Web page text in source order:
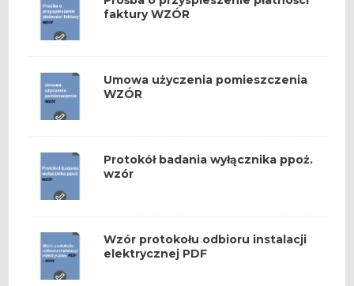
faktury WZÓR
Umowa użyczenia pomieszczenia
WZÓR
Protokół badania wyłącznika ppoż.
wzór
Wzór protokołu odbioru instalacji
elektrycznej PDF